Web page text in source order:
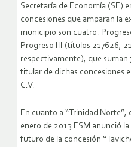
Secretaría de Economía (SE)
concesiones que amparan la
municipio son cuatro:
Progreso III (títulos 217626,
respectivamente), que suman
titular de dichas concesiones
C.V.
En cuanto a “Trinidad
enero de 2013 FSM anunció
futuro de la concesión